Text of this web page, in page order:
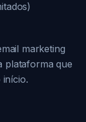
marketing
plataforma que
início.